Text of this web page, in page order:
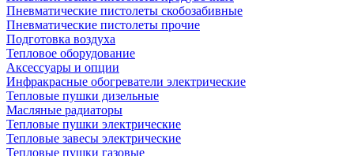
Пневматические пистолеты скобозабивные
Пневматические пистолеты прочие
Подготовка воздуха
Тепловое оборудование
Аксессуары и опции
Инфракрасные обогреватели электрические
Тепловые пушки дизельные
Масляные радиаторы
Тепловые пушки электрические
Тепловые завесы электрические
Тепловые пушки газовые